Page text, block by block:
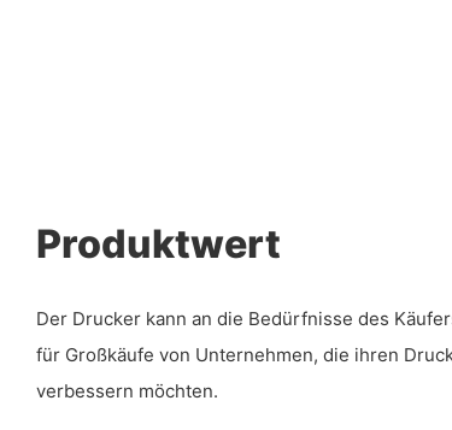
Produktwert
Der Drucker kann an die Bedürfnisse des
für Großkäufe von Unternehmen, die ihren
verbessern möchten.